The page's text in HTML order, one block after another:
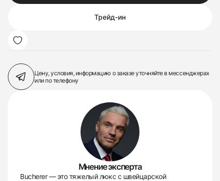
Трейд-ин
Цену, условия, информацию о заказеуточняйте в мессенджерах
или по телефону
Мнение эксперта
Bucherer — это тяжелый люкс с швейцарской